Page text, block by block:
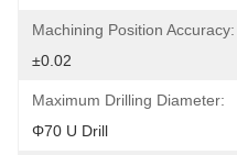
Machining Position Accuracy:
±0.02
Maximum Drilling Diameter:
Φ70 U Drill